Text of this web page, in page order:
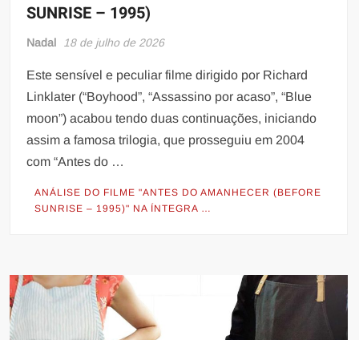
SUNRISE – 1995)
Nadal 18 de julho de 2026
Este sensível e peculiar filme dirigido por Richard
Linklater (“Boyhood”, “Assassino por acaso”, “Blue
moon”) acabou tendo duas continuações, iniciando
assim a famosa trilogia, que prosseguiu em 2004
com “Antes do …
ANÁLISE DO FILME "ANTES DO AMANHECER (BEFORE
SUNRISE – 1995)" NA ÍNTEGRA …